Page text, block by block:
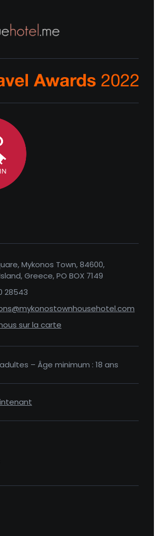
Mykonos Town, 84600,
Greece, PO BOX 7149
28543
sur la carte
– Âge minimum : 18 ans